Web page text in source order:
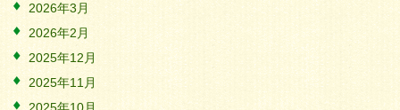
2026年3月
2026年2月
2025年12月
2025年11月